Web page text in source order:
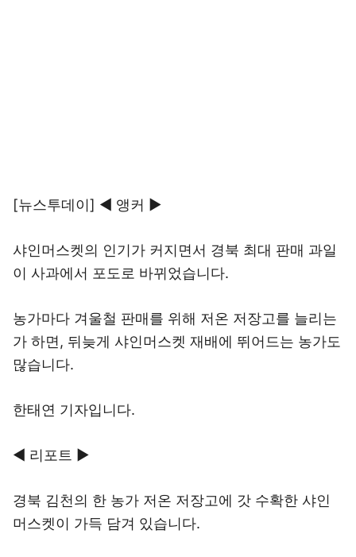
[뉴스투데이] ◀ 앵커 ▶
샤인머스켓의 인기가 커지면서 경북 최대 판매 과일
이 사과에서 포도로 바뀌었습니다.
농가마다 겨울철 판매를 위해 저온 저장고를 늘리는
가 하면, 뒤늦게 샤인머스켓 재배에 뛰어드는 농가도
많습니다.
한태연 기자입니다.
◀ 리포트 ▶
경북 김천의 한 농가 저온 저장고에 갓 수확한 샤인
머스켓이 가득 담겨 있습니다.